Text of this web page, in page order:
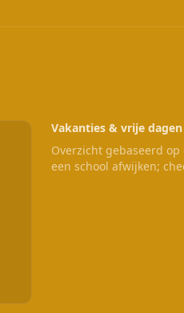
Vakanties & vrije dagen
Overzicht gebaseerd
een school afwijken;